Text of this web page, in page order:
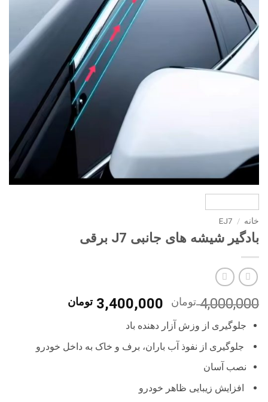
خانه /
EJ7
بادگیر شیشه های جانبی J7 برقی
4,000,000 تومان
قیمت
اصلی
بود.
3,400,000 تومان
است.
جلوگیری از وزش آزار دهنده باد
جلوگیری از نفوذ آب باران، برف و خاک به داخل خودرو
نصب آسان
افزایش زیبایی ظاهر خودرو